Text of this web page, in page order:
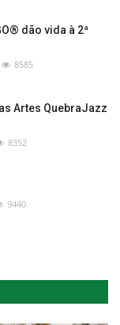
dão vida à 2ª
8585
Artes QuebraJazz
8352
9440